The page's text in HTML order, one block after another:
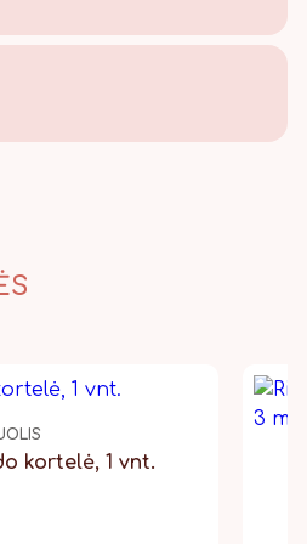
švieži!
kortelė, 1 vnt.